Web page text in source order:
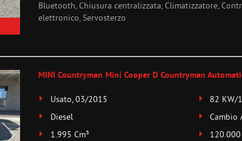
Bluetooth, Chiusura centralizzata, Climatizzatore,
elettronico, Servosterzo
MINI Countryman Mini Cooper D Countryman
Usato, 03/2015
82 KW/
Diesel
Cambio
1.995 Cm³